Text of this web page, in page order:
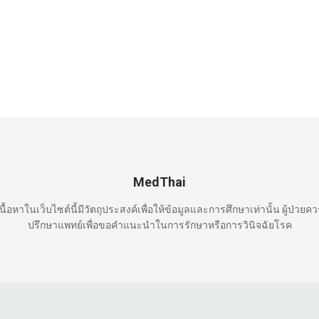
MedThai
อหาในเว็บไซต์นี้มีวัตถุประสงค์เพื่อให้ข้อมูลและการศึกษาเท่านั้น ผู้ป่วยค
ปรึกษาแพทย์เพื่อขอคำแนะนำในการรักษาหรือการวินิจฉัยโรค